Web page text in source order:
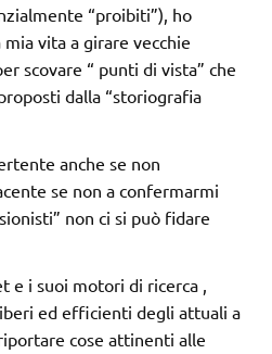
“proibiti”), ho
vita a girare vecchie
scovare “ punti di vista” che
dalla “storiografia
anche se non
se non a confermarmi
non ci si può fidare
e i suoi motori di ricerca ,
ed efficienti degli attuali a
cose attinenti alle